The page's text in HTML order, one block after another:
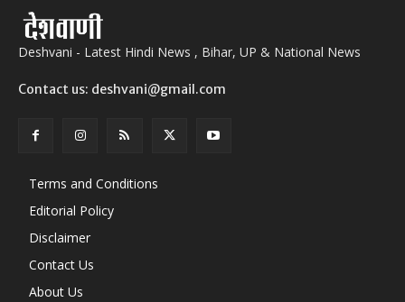
Deshvani - Latest Hindi News , Bihar, UP & National News
Contact us: deshvani@gmail.com
Terms and Conditions
Editorial Policy
Disclaimer
Contact Us
About Us